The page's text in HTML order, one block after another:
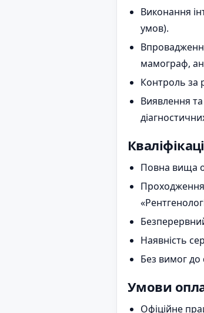
Виконання
умов).
мамограф,
Контроль за
Виявлення
Повна вища
Проходження
Наявність
Без вимог до
Умови
Офіційне